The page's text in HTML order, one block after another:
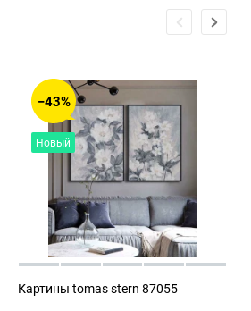
−43%
Новый
Картины tomas stern 87055